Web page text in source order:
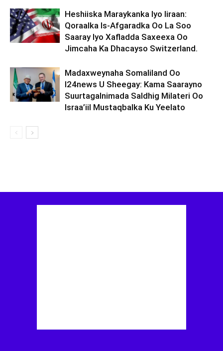
Heshiiska Maraykanka Iyo Iiraan:
Qoraalka Is-Afgaradka Oo La Soo
Saaray Iyo Xafladda Saxeexa Oo
Jimcaha Ka Dhacayso Switzerland.
Madaxweynaha Somaliland Oo
I24news U Sheegay: Kama Saarayno
Suurtagalnimada Saldhig Milateri Oo
Israa’iil Mustaqbalka Ku Yeelato